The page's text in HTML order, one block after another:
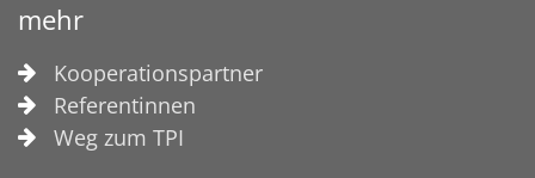
mehr
Kooperationspartner
Referentinnen
Weg zum TPI